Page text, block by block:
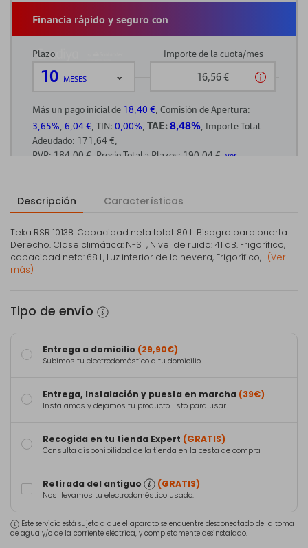
Descripción Características
Teka RSR 10138. Capacidad neta total: 80 L. Bisagra para puerta:
Derecho. Clase climática: N-ST, Nivel de ruido: 41 dB. Frigorífico,
capacidad neta: 68 L, Luz interior de la nevera, Frigorífico,... (Ver
más)
Tipo de envío
Entrega a domicilio (29,90€)
Subimos tu electrodoméstico a tu domicilio.
Entrega, Instalación y puesta en marcha (39€)
Instalamos y dejamos tu producto listo para usar
Recogida en tu tienda Expert (GRATIS)
Consulta disponibilidad de la tienda en la cesta de compra
Retirada del antiguo (GRATIS)
Nos llevamos tu electrodoméstico usado.
Este servicio está sujeto a que el aparato se encuentre desconectado de la toma
de agua y/o de la corriente eléctrica, y completamente desinstalado.